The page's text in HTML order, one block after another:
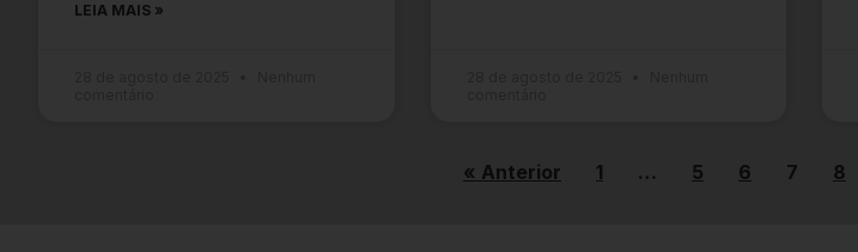
LEIA MAIS »
« Anterior 1 … 5 6 7 8